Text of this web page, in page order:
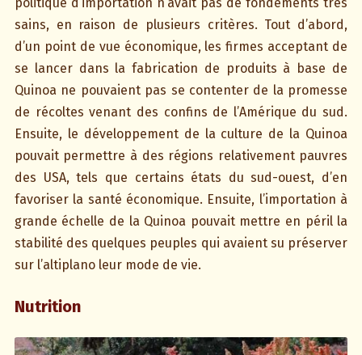
sains, en raison de plusieurs critères. Tout d’abord,
d’un point de vue économique, les firmes acceptant de
se lancer dans la fabrication de produits à base de
Quinoa ne pouvaient pas se contenter de la promesse
de récoltes venant des confins de l’Amérique du sud.
Ensuite, le développement de la culture de la Quinoa
pouvait permettre à des régions relativement pauvres
des USA, tels que certains états du sud-ouest, d’en
favoriser la santé économique. Ensuite, l’importation à
grande échelle de la Quinoa pouvait mettre en péril la
stabilité des quelques peuples qui avaient su préserver
sur l’altiplano leur mode de vie.
Nutrition